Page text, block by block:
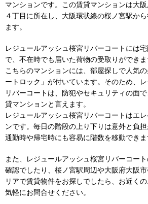
マンションです。この賃貸マンションは大
４丁目に所在し、大阪環状線の桜ノ宮駅か
ます。
レジュールアッシュ桜宮リバーコートには
で、不在時でも届いた荷物の受取りができま
こちらのマンションには、部屋探しで人気
ートロック」が付いています。そのため、
リバーコートは、防犯やセキュリティの面
貸マンションと言えます。
レジュールアッシュ桜宮リバーコートはエ
ンです。毎日の階段の上り下りは意外と負
通勤時や帰宅時にも容易に階数を移動できま
また、レジュールアッシュ桜宮リバーコー
確認でしたり、桜ノ宮駅周辺や大阪府大阪
リアで賃貸物件をお探しでしたら、お近く
気軽にお問合せください。